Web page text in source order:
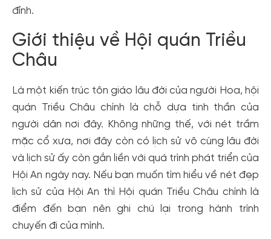
đỉnh.
Giới thiệu về Hội quán Triều
Châu
Là một kiến trúc tôn giáo lâu đời của người Hoa, hội
quán Triều Châu chính là chỗ dựa tinh thần của
người dân nơi đây. Không những thế, với nét trầm
mặc cổ xưa, nơi đây còn có lịch sử vô cùng lâu đời
và lịch sử ấy còn gắn liền với quá trình phát triển của
Hội An ngày nay. Nếu bạn muốn tìm hiểu về nét đẹp
lịch sử của Hội An thì Hội quán Triều Châu chính là
điểm đến bạn nên ghi chú lại trong hành trình
chuyến đi của mình.